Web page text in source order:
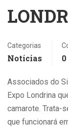
Categorias
Notícias
Associados do
Expo Londrina
camarote. Trata-
que funcionará